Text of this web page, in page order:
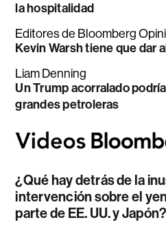
la hospitalidad
Editores de Bloomberg
Kevin Warsh tiene que dar
Liam Denning
Un Trump acorralado
grandes petroleras
¿Qué hay detrás de la
intervención sobre el
parte de EE. UU. y Japón?